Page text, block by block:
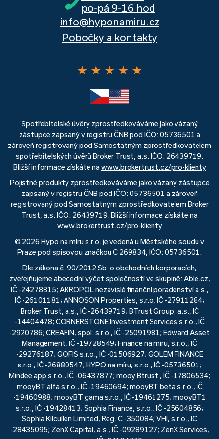
po-pá 9-16 hod
info@hyponamiru.cz
Pobočky a kontakty
★ ★ ★ ★ ★
Spotřebitelské úvěry zprostředkováváme jako vázaný
zástupce zapsaný v registru ČNB pod IČO: 05736501 a
zároveň registrovaný pod Samostatným zprostředkovatelem
spotřebitelských úvěrů Broker Trust, a.s. IČO: 26439719.
Bližší informace získáte na www.brokertrust.cz/pro-klienty
Pojistné produkty zprostředkováváme jako vázaný zástupce
zapsaný v registru ČNB pod IČO: 05736501 a zároveň
registrovaný pod Samostatným zprostředkovatelem Broker
Trust, a.s. IČO: 26439719. Bližší informace získáte na
www.brokertrust.cz/pro-klienty
© 2026 Hypo na míru s.r.o. je vedená u Městského soudu v
Praze pod spisovou značkou C 269834, IČO: 05736501.
Dle zákona č. 90/2012 Sb. o obchodních korporacích,
zveřejňujeme abecední výčet společností ve skupině: Able.cz,
IČ -24278815; AKROPOL nezávislé finanční poradenství a.s.,
IČ -26101181; ANNOSON Properties, s.r.o, IČ -27911284;
Broker Trust, a.s., IČ -26439719; BTrust Group, a.s., IČ
-14404478; CORNERSTONE Investment Services s.r.o., IČ
-2920786; CREAFIN, spol. s r.o., IČ -25091981; Edward Asset
Management, IČ -19728549; Finance na míru, s.r.o., IČ
-29276187; GOFIS s.r.o., IČ -01506927; GOLEM FINANCE
s.r.o., IČ -26880547; HYPO na míru, s.r.o., IČ -05736501;
Mindee app s.r.o., IČ -06437877; mooy Btrust , IČ -17806534;
mooyBT alfa s.r.o., IČ -19460694; mooyBT beta s.r.o., IČ
-19460988; mooyBT gama s.r.o., IČ -19461275; mooyBT1
s.r.o., IČ -19428413; Sophia Finance, s.r.o., IČ -25604856;
Sophia Kilcullen Limited, Reg. Č -350084; VHI, s.r.o., IČ
-28435095; ZenX Capital, a.s., IČ -09289127; ZenX Services,